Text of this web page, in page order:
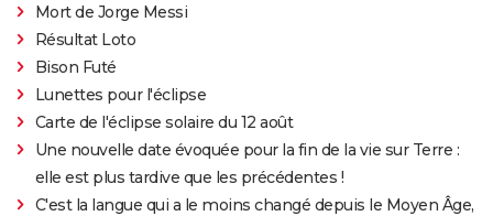
Mort de Jorge Messi
Résultat Loto
Bison Futé
Lunettes pour l'éclipse
Carte de l'éclipse solaire du 12 août
Une nouvelle date évoquée pour la fin de la vie sur Terre :
elle est plus tardive que les précédentes !
C'est la langue qui a le moins changé depuis le Moyen Âge,